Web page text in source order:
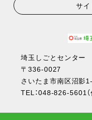
サ
埼玉しごとセンター
〒336-0027
さいたま市南区沼影
TEL：048-826-5601